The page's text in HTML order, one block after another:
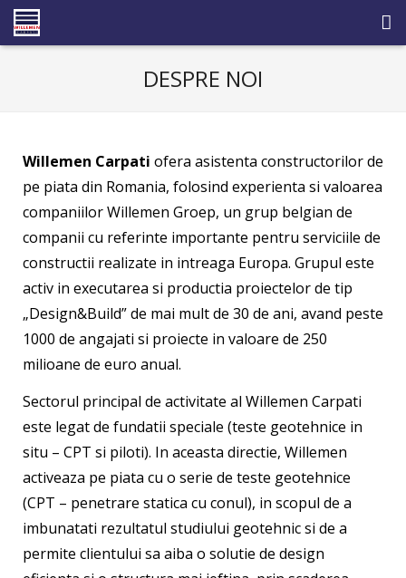
REFERINTE
DOTARI
CARIERE
CONTACT
DESPRE NOI
Willemen Carpati ofera asistenta constructorilor de
pe piata din Romania, folosind experienta si valoarea
companiilor Willemen Groep, un grup belgian de
companii cu referinte importante pentru serviciile de
constructii realizate in intreaga Europa. Grupul este
activ in executarea si productia proiectelor de tip
„Design&Build” de mai mult de 30 de ani, avand peste
1000 de angajati si proiecte in valoare de 250
milioane de euro anual.
Sectorul principal de activitate al Willemen Carpati
este legat de fundatii speciale (teste geotehnice in
situ – CPT si piloti). In aceasta directie, Willemen
activeaza pe piata cu o serie de teste geotehnice
(CPT – penetrare statica cu conul), in scopul de a
imbunatati rezultatul studiului geotehnic si de a
permite clientului sa aiba o solutie de design